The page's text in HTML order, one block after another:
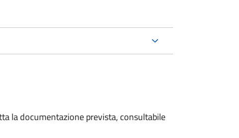
la documentazione prevista, consultabile